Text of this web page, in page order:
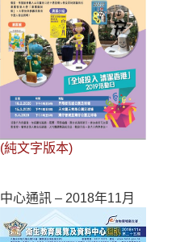
(純文字版本)
中心通訊 – 2018年11月